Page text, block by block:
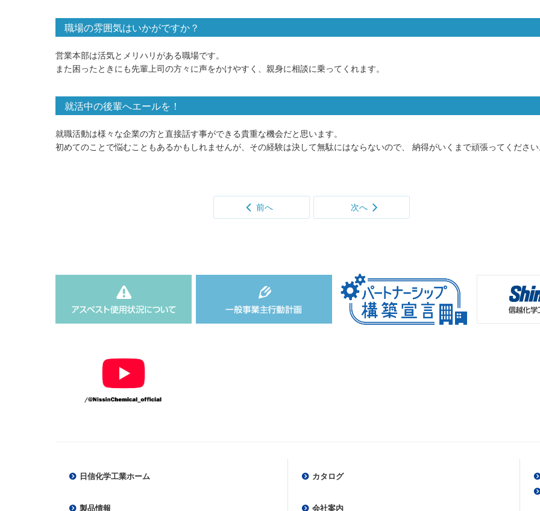
職場の雰囲気はいかがですか？
営業本部は活気とメリハリがある職場です。
また困ったときにも先輩上司の方々に声をかけやすく、親身に相談に乗ってくれます。
就活中の後輩へエールを！
就職活動は様々な企業の方と直接話す事ができる貴重な機会だと思います。
初めてのことで悩むこともあるかもしれませんが、その経験は決して無駄にはならないので、 納得がいくまで頑張ってください
前へ 次へ
日信化学工業ホーム
製品情報
カタログ
会社案内